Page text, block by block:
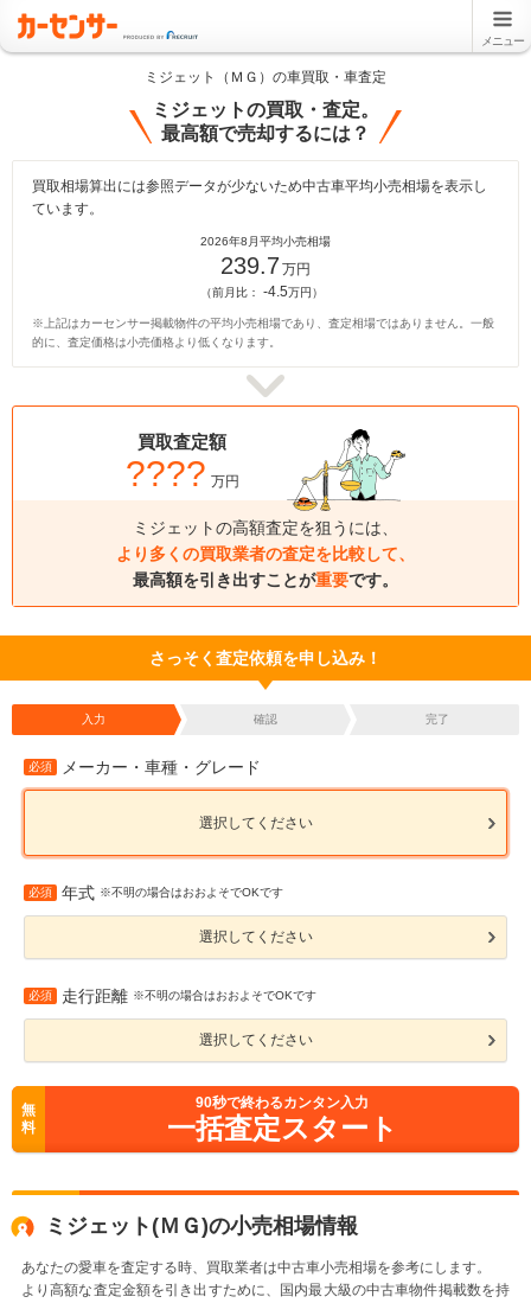
メニュー
ミジェット（ＭＧ）の車買取・車査定
ミジェットの買取・査定。
最高額で売却するには？
買取相場算出には参照データが少ないため中古車平均小売相場を表示し
ています。
2026年8月平均小売相場
239.7万円
（前月比： -4.5万円）
※上記はカーセンサー掲載物件の平均小売相場であり、査定相場ではありません。一般
的に、査定価格は小売価格より低くなります。
買取査定額
???? 万円
ミジェットの高額査定を狙うには、
より多くの買取業者の査定を比較して、
最高額を引き出すことが重要です。
さっそく査定依頼を申し込み！
入力 確認 完了
必須 メーカー・車種・グレード
選択してください
必須 年式 ※不明の場合はおおよそでOKです
選択してください
必須 走行距離 ※不明の場合はおおよそでOKです
選択してください
無
料
90秒で終わるカンタン入力
一括査定スタート
ミジェット(ＭＧ)の小売相場情報
あなたの愛車を査定する時、買取業者は中古車小売相場を参考にします。
より高額な査定金額を引き出すために、国内最大級の中古車物件掲載数を持